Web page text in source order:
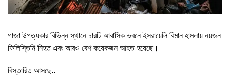
গাজা উপত্যকার বিভিন্ন স্থানে চারটি আবাসিক ভবনে ইসরায়েলি বিমান হামলায় নয়জন
ফিলিস্তিনি নিহত এবং আরও বেশ কয়েকজন আহত হয়েছে।
বিস্তারিত আসছে..